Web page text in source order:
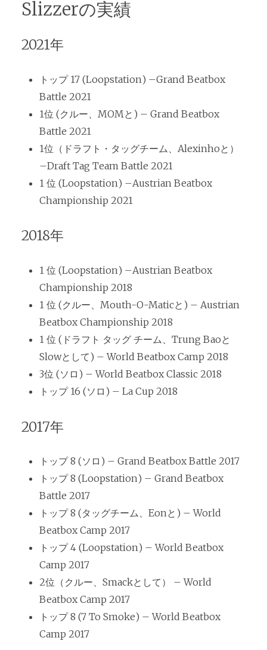
Slizzerの実績
2021年
トップ 17 (Loopstation) –Grand Beatbox
Battle 2021
1位 (クルー、MOMと) – Grand Beatbox
Battle 2021
1位（ドラフト・タッグチーム、Alexinhoと）
–Draft Tag Team Battle 2021
1 位 (Loopstation) –Austrian Beatbox
Championship 2021
2018年
1 位 (Loopstation) –Austrian Beatbox
Championship 2018
1 位 (クルー、Mouth-O-Maticと) – Austrian
Beatbox Championship 2018
1 位 (ドラフト タッグ チーム、Trung Baoと
Slowとして) – World Beatbox Camp 2018
3位 (ソロ) – World Beatbox Classic 2018
トップ 16 (ソロ) – La Cup 2018
2017年
トップ 8 (ソロ) – Grand Beatbox Battle 2017
トップ 8 (Loopstation) – Grand Beatbox
Battle 2017
トップ 8 (タッグチーム、Eonと) – World
Beatbox Camp 2017
トップ 4 (Loopstation) – World Beatbox
Camp 2017
2位（クルー、Smackとして） – World
Beatbox Camp 2017
トップ 8 (7 To Smoke) – World Beatbox
Camp 2017